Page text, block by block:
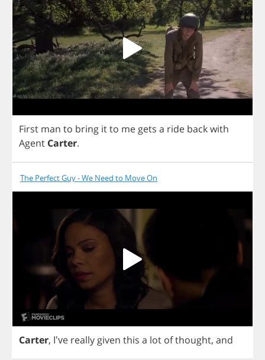
First man to bring itto me gets a ride backwith
Agent Carter.
The Perfect Guy - We Need to Move On
Carter, I've really given this a lot ofthought, and